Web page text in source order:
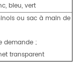
bleu, vert
ou sac à main de
demande ;
transparent